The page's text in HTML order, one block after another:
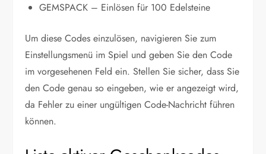
GEMSPACK – Einlösen für 100 Edelsteine
Um diese Codes einzulösen, navigieren Sie zum
Einstellungsmenü im Spiel und geben Sie den Code
im vorgesehenen Feld ein. Stellen Sie sicher, dass Sie
den Code genau so eingeben, wie er angezeigt wird,
da Fehler zu einer ungültigen Code-Nachricht führen
können.